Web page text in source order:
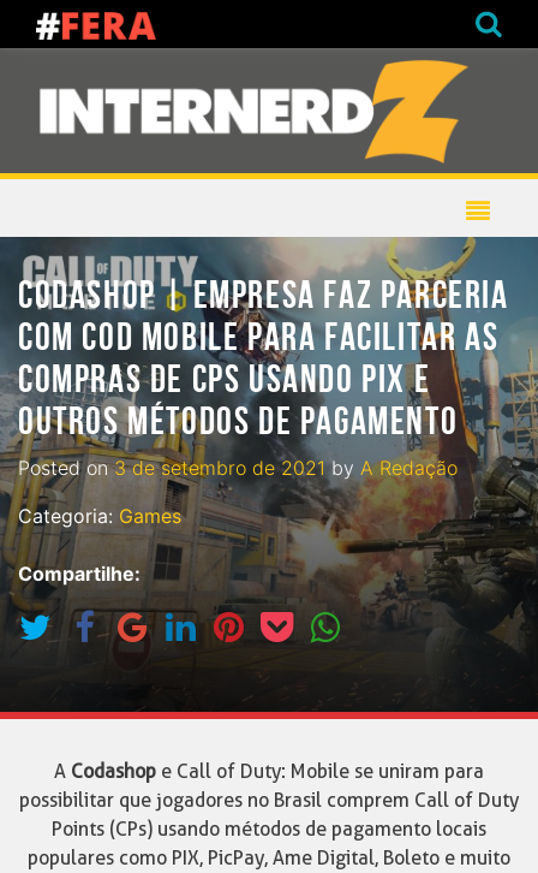
CODASHOP | EMPRESA FAZ PARCERIA
COM COD MOBILE PARA FACILITAR AS
COMPRAS DE CPS USANDO PIX E
OUTROS MÉTODOS DE PAGAMENTO
Posted on3 de setembro de 2021by A Redação
Categoria: Games
Compartilhe:
A Codashop e Call of Duty: Mobile se uniram para
possibilitar que jogadores no Brasil comprem Call of Duty
Points (CPs) usando métodos de pagamento locais
populares como PIX, PicPay, Ame Digital, Boleto e muito